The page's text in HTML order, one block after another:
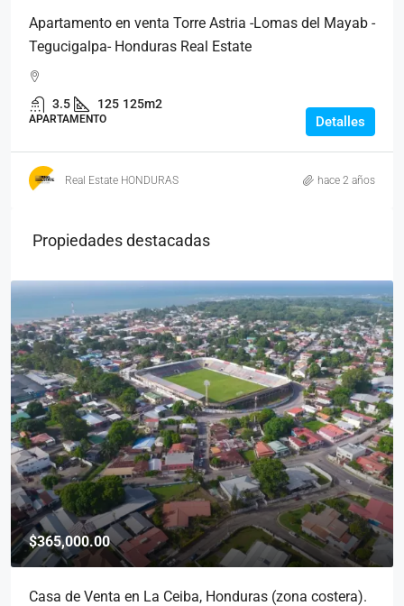
Apartamento en venta Torre Astria -Lomas del Mayab -
Tegucigalpa- Honduras Real Estate
3.5 125 125m2
APARTAMENTO Detalles
Real Estate HONDURAS hace 2 años
Propiedades destacadas
$365,000.00
Casa de Venta en La Ceiba, Honduras (zona costera).